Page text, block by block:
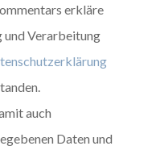
erkläre
und Verarbeitung
auch
Daten und